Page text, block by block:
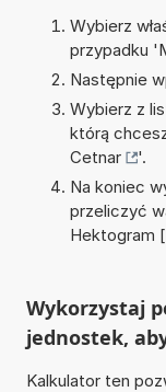
Wybierz
przypadku '
Następnie
Wybierz z
którą
Cetnar
'.
Na koniec
przeliczyć
Hektogram
Wykorzystaj
jednostek,
Kalkulator ten